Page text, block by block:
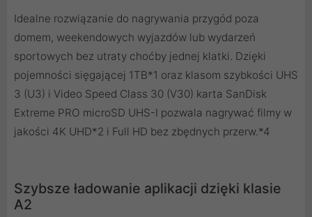
Idealne rozwiązanie do nagrywania przygód poza
domem, weekendowych wyjazdów lub wydarzeń
sportowych bez utraty choćby jednej klatki. Dzięki
pojemności sięgającej 1TB*1 oraz klasom szybkości UHS
3 (U3) i Video Speed Class 30 (V30) karta SanDisk
Extreme PRO microSD UHS-I pozwala nagrywać filmy w
jakości 4K UHD*2 i Full HD bez zbędnych przerw.*4
Szybsze ładowanie aplikacji dzięki klasie
A2